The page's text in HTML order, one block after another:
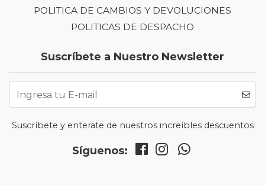
POLITICA DE CAMBIOS Y DEVOLUCIONES
POLITICAS DE DESPACHO
Suscríbete a Nuestro Newsletter
Suscríbete y enterate de nuestros increíbles descuentos
Síguenos: